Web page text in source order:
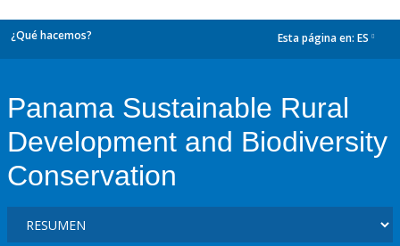
¿Qué hacemos? Esta página en: ES
Panama Sustainable Rural
Development and Biodiversity
Conservation